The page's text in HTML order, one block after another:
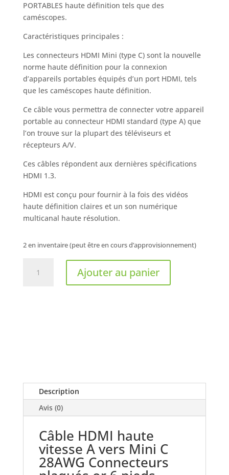
PORTABLES haute définition tels que des
caméscopes.
Caractéristiques principales :
Les connecteurs HDMI Mini (type C) sont la nouvelle
norme haute définition pour la connexion
d’appareils portables équipés d’un port HDMI, tels
que les caméscopes haute définition.
Ce câble vous permettra de connecter votre appareil
portable au connecteur HDMI standard (type A) que
l’on trouve sur la plupart des téléviseurs et
récepteurs A/V.
Ces câbles répondent aux dernières spécifications
HDMI 1.3.
HDMI est conçu pour fournir à la fois des vidéos
haute définition claires et un son numérique
multicanal haute résolution.
2 en inventaire (peut être en cours d’approvisionnement)
PRIMECABLES
Mini
Connecteurs
plaqués
pieds
Ajouter au panier
Description
Avis (0)
Câble HDMI haute
vitesse A vers Mini C
28AWG Connecteurs